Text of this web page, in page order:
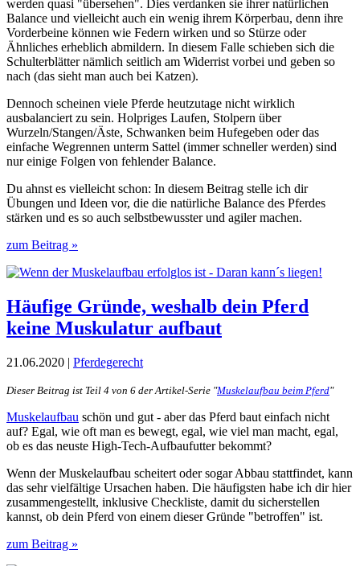
werden quasi "übersehen". Dies verdanken sie ihrer natürlichen
Balance und vielleicht auch ein wenig ihrem Körperbau, denn ihre
Vorderbeine können wie Federn wirken und so Stürze oder
Ähnliches erheblich abmildern. In diesem Falle schieben sich die
Schulterblätter nämlich seitlich am Widerrist vorbei und geben so
nach (das sieht man auch bei Katzen).
Dennoch scheinen viele Pferde heutzutage nicht wirklich
ausbalanciert zu sein. Holpriges Laufen, Stolpern über
Wurzeln/Stangen/Äste, Schwanken beim Hufegeben oder das
einfache Wegrennen unterm Sattel (immer schneller werden) sind
nur einige Folgen von fehlender Balance.
Du ahnst es vielleicht schon: In diesem Beitrag stelle ich dir
Übungen und Ideen vor, die die natürliche Balance des Pferdes
stärken und es so auch selbstbewusster und agiler machen.
zum Beitrag »
Häufige Gründe, weshalb dein Pferd
keine Muskulatur aufbaut
21.06.2020 | Pferdegerecht
Dieser Beitrag ist Teil 4 von 6 der Artikel-Serie "Muskelaufbau beim Pferd"
Muskelaufbau schön und gut - aber das Pferd baut einfach nicht
auf? Egal, wie oft man es bewegt, egal, wie viel man macht, egal,
ob es das neuste High-Tech-Aufbaufutter bekommt?
Wenn der Muskelaufbau scheitert oder sogar Abbau stattfindet, kann
das sehr vielfältige Ursachen haben. Die häufigsten habe ich dir hier
zusammengestellt, inklusive Checkliste, damit du sicherstellen
kannst, ob dein Pferd von einem dieser Gründe "betroffen" ist.
zum Beitrag »